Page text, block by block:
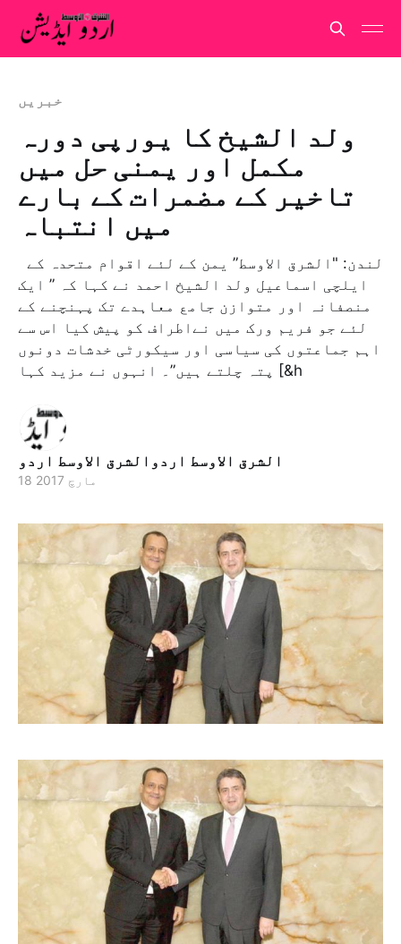
خبريں
ولد الشیخ کا یورپی دورہ
مکمل اور یمنی حل میں
تاخیر کے مضمرات کے بارے
میں انتباہ
ایلچی اسماعیل ولد الشیخ احمد نے کہا کہ ” ایک
منصفانہ اور متوازن جامع معاہدے تک پہنچنے کے
لئے جو فریم ورک میں نےاطراف کو پیش کیا اس سے
اہم جماعتوں کی سیاسی اور سیکورٹی خدشات دونوں
پتہ چلتے ہیں”۔ انہوں نے مزید کہا [&h
الشرق الاوسط اردوالشرق الاوسط اردو
18 مارچ 2017